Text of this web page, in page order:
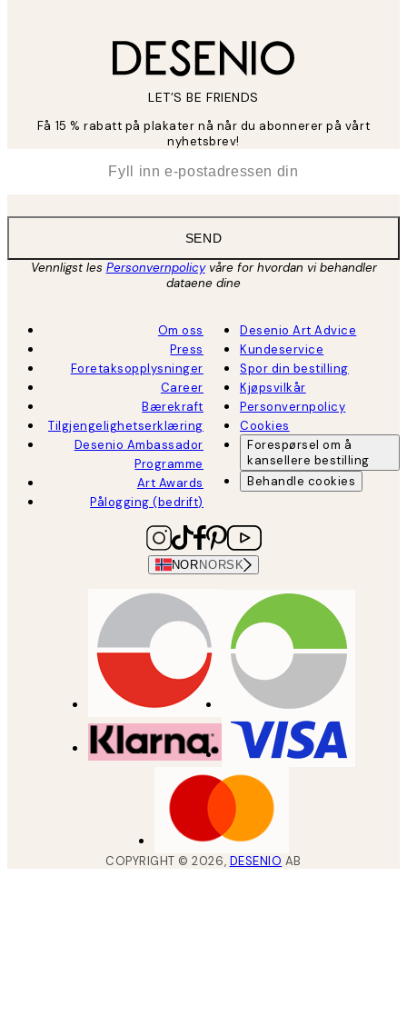
LET’S BE FRIENDS
Få 15 % rabatt på plakater nå når du abonnerer på vårt
nyhetsbrev!
SEND
Vennligst les Personvernpolicyvåre for hvordan vi behandler
dataene dine
Om oss
Press
Foretaksopplysninger
Career
Bærekraft
Tilgjengelighetserklæring
Desenio Ambassador
Programme
Art Awards
Pålogging (bedrift)
Desenio Art Advice
Kundeservice
Spor din bestilling
Kjøpsvilkår
Personvernpolicy
Cookies
Forespørsel om å
kansellere bestilling
Behandle cookies
NOR NORSK
COPYRIGHT ©2026, DESENIO AB